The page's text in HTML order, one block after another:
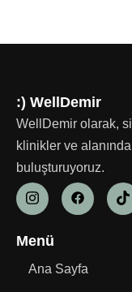
:) WellDemir
WellDemir olarak,
klinikler ve
buluşturuyoruz.
Menü
Ana Sayfa